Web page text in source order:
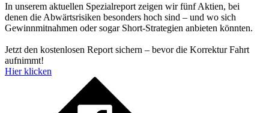
In unserem aktuellen Spezialreport zeigen wir fünf Aktien, bei
denen die Abwärtsrisiken besonders hoch sind – und wo sich
Gewinnmitnahmen oder sogar Short-Strategien anbieten könnten.
Jetzt den kostenlosen Report sichern – bevor die Korrektur Fahrt
aufnimmt!
Hier klicken